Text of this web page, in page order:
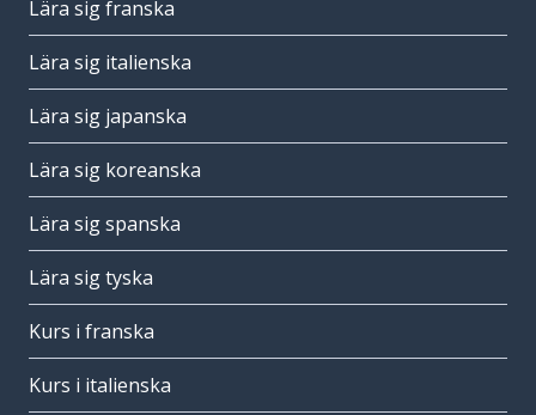
Lära sig franska
Lära sig italienska
Lära sig japanska
Lära sig koreanska
Lära sig spanska
Lära sig tyska
Kurs i franska
Kurs i italienska